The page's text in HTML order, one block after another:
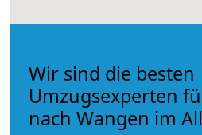
Wir sind die besten
Umzugsexperten
nach Wangen im